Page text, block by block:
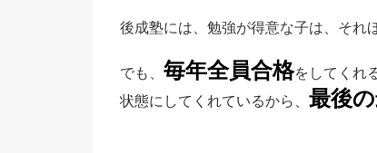
後成塾には、勉強が得意な子は、それ
でも、 毎年全員合格をしてくれ
状態にしてくれているから、 最後